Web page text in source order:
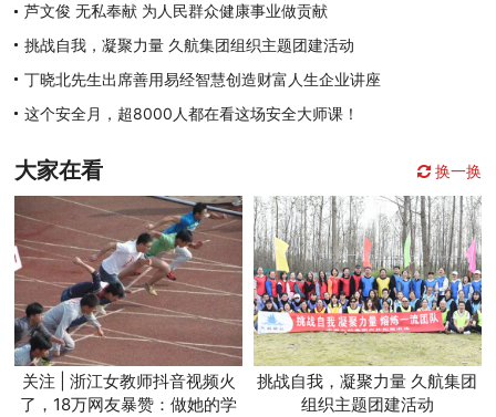
芦文俊 无私奉献 为人民群众健康事业做贡献
挑战自我，凝聚力量 久航集团组织主题团建活动
丁晓北先生出席善用易经智慧创造财富人生企业讲座
这个安全月，超8000人都在看这场安全大师课！
大家在看 换一换
关注 | 浙江女教师抖音视频火
了，18万网友暴赞：做她的学
挑战自我，凝聚力量 久航集团
组织主题团建活动